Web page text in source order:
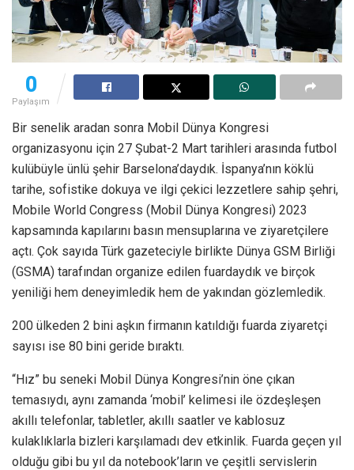
0
Paylaşım
Bir senelik aradan sonra Mobil Dünya Kongresi
organizasyonu için 27 Şubat-2 Mart tarihleri arasında futbol
kulübüyle ünlü şehir Barselona’daydık. İspanya’nın köklü
tarihe, sofistike dokuya ve ilgi çekici lezzetlere sahip şehri,
Mobile World Congress (Mobil Dünya Kongresi) 2023
kapsamında kapılarını basın mensuplarına ve ziyaretçilere
açtı. Çok sayıda Türk gazeteciyle birlikte Dünya GSM Birliği
(GSMA) tarafından organize edilen fuardaydık ve birçok
yeniliği hem deneyimledik hem de yakından gözlemledik.
200 ülkeden 2 bini aşkın firmanın katıldığı fuarda ziyaretçi
sayısı ise 80 bini geride bıraktı.
“Hız” bu seneki Mobil Dünya Kongresi’nin öne çıkan
temasıydı, aynı zamanda ‘mobil’ kelimesi ile özdeşleşen
akıllı telefonlar, tabletler, akıllı saatler ve kablosuz
kulaklıklarla bizleri karşılamadı dev etkinlik. Fuarda geçen yıl
olduğu gibi bu yıl da notebook’ların ve çeşitli servislerin